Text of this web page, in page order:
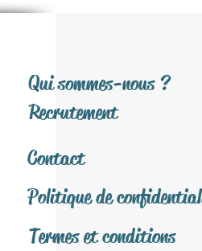
Qui sommes-nous ?
Recrutement
Contact
Politique de
Termes et conditions